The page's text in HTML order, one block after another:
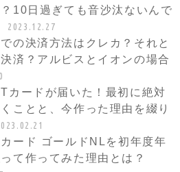
10日過ぎても音沙汰ないんで
2023.12.27
の決済方法はクレカ？それと
済？アルビスとイオンの場合
カードが届いた！最初に絶対
ことと、今作った理由を綴り
ード ゴールドNLを初年度年
て作ってみた理由とは？